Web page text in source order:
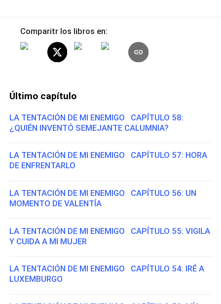
Comparitr los libros en:
Último capítulo
LA TENTACIÓN DE MI ENEMIGO CAPÍTULO 58:
¿QUIÉN INVENTÓ SEMEJANTE CALUMNIA?
LA TENTACIÓN DE MI ENEMIGO CAPÍTULO 57: HORA
DE ENFRENTARLO
LA TENTACIÓN DE MI ENEMIGO CAPÍTULO 56: UN
MOMENTO DE VALENTÍA
LA TENTACIÓN DE MI ENEMIGO CAPÍTULO 55: VIGILA
Y CUIDA A MI MUJER
LA TENTACIÓN DE MI ENEMIGO CAPÍTULO 54: IRÉ A
LUXEMBURGO